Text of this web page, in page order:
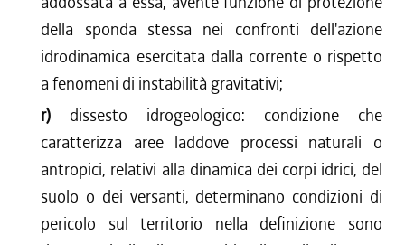
della sponda stessa nei confronti dell'azione
idrodinamica esercitata dalla corrente o rispetto
a fenomeni di instabilità gravitativi;
r) dissesto idrogeologico: condizione che
caratterizza aree laddove processi naturali o
antropici, relativi alla dinamica dei corpi idrici, del
suolo o dei versanti, determinano condizioni di
pericolo sul territorio nella definizione sono